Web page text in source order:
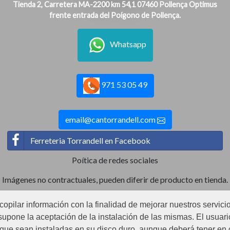
información con la finalidad de mejorar nuestros
la aceptación de la instalación de las mismas. El
Tienda 2, Carretera MA-2200 km 54,1 07460 Pollença Optimus
frente entrada del Poígono de Pollença.
Whatsapp
971 53 05 49
email@cantorrandell.com
Ferreteria Torrandell en Facebook
Poítica de redes sociales
Imágenes no contractuales, pueden diferir de producto en tienda.
Ⓒ2022 Can Torrandell s.l. - Nif.B07920762.